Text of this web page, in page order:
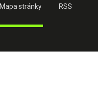
Mapa stránky RSS